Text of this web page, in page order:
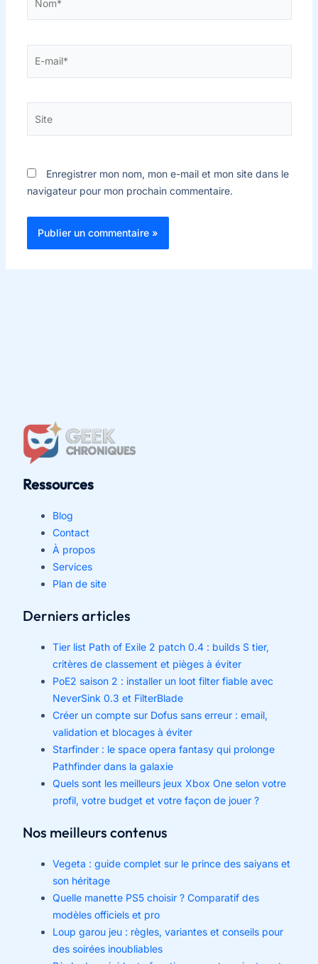
Enregistrer mon nom, mon e-mail et mon site dans le
navigateur pour mon prochain commentaire.
Ressources
Blog
Contact
À propos
Services
Plan de site
Derniers articles
Tier list Path of Exile 2 patch 0.4 : builds S tier,
critères de classement et pièges à éviter
PoE2 saison 2 : installer un loot filter fiable avec
NeverSink 0.3 et FilterBlade
Créer un compte sur Dofus sans erreur : email,
validation et blocages à éviter
Starfinder : le space opera fantasy qui prolonge
Pathfinder dans la galaxie
Quels sont les meilleurs jeux Xbox One selon votre
profil, votre budget et votre façon de jouer ?
Nos meilleurs contenus
Vegeta : guide complet sur le prince des saiyans et
son héritage
Quelle manette PS5 choisir ? Comparatif des
modèles officiels et pro
Loup garou jeu : règles, variantes et conseils pour
des soirées inoubliables